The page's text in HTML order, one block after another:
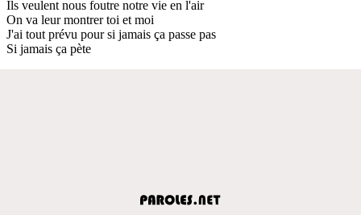
Ils veulent nous foutre notre vie en l'air
On va leur montrer toi et moi
J'ai tout prévu pour si jamais ça passe pas
Si jamais ça pète